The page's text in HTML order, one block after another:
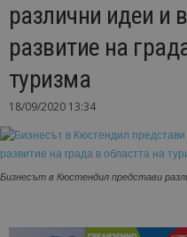
различни идеи и
развитие на
туризма
18/09/2020 13:34
Бизнесът в Кюстендил представи